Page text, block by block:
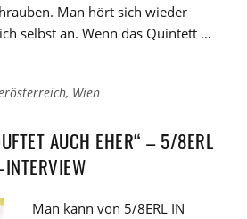
Man hört sich wieder
selbst an. Wenn das Quintett …
, Wien
AUCH EHER“ – 5/8ERL
Man kann von 5/8ERL IN